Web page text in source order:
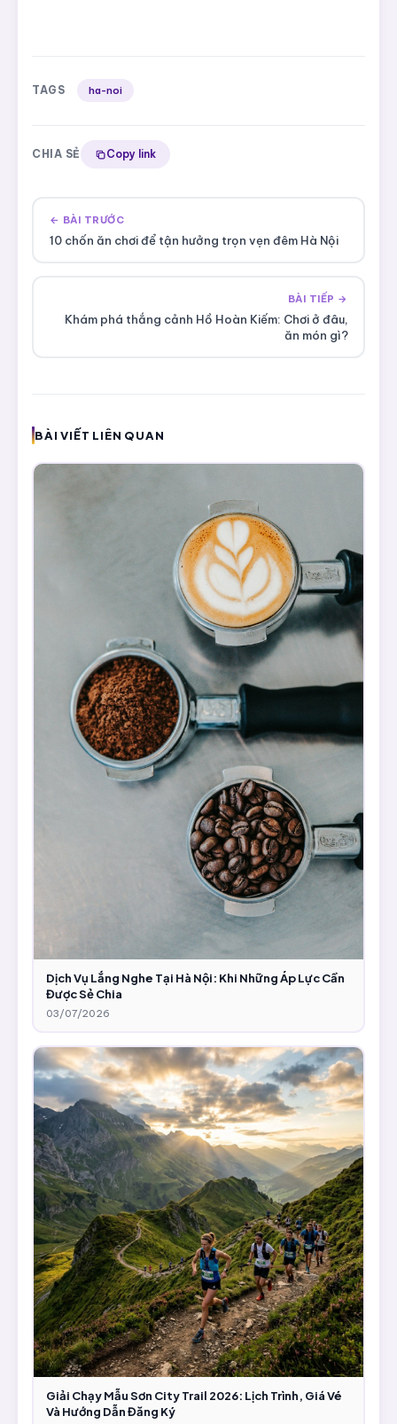
TAGS ha-noi
CHIA SẺ Copy link
← BÀI TRƯỚC
10 chốn ăn chơi để tận hưởng trọn vẹn đêm Hà Nội
BÀI TIẾP →
Khám phá thắng cảnh Hồ Hoàn Kiếm: Chơi ở đâu,
ăn món gì?
BÀI VIẾT LIÊN QUAN
Dịch Vụ Lắng Nghe Tại Hà Nội: Khi Những Áp Lực Cần
Được Sẻ Chia
03/07/2026
Giải Chạy Mẫu Sơn City Trail 2026: Lịch Trình, Giá Vé
Và Hướng Dẫn Đăng Ký